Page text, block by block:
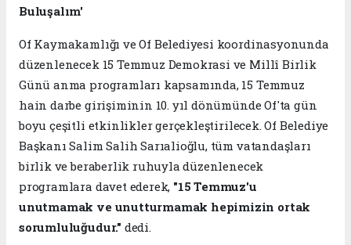
Buluşalım'
Of Kaymakamlığı ve Of Belediyesi koordinasyonunda
düzenlenecek 15 Temmuz Demokrasi ve Millî Birlik
Günü anma programları kapsamında, 15 Temmuz
hain darbe girişiminin 10. yıl dönümünde Of'ta gün
boyu çeşitli etkinlikler gerçekleştirilecek. Of Belediye
Başkanı Salim Salih Sarıalioğlu, tüm vatandaşları
birlik ve beraberlik ruhuyla düzenlenecek
programlara davet ederek, "15 Temmuz'u
unutmamak ve unutturmamak hepimizin ortak
sorumluluğudur." dedi.